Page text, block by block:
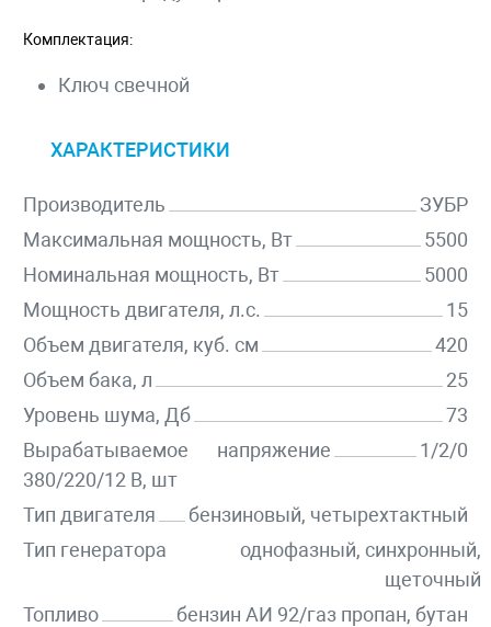
Комплектация:
Ключ свечной
ХАРАКТЕРИСТИКИ
Производитель
ЗУБР
Максимальная мощность, Вт
5500
Номинальная мощность, Вт
5000
Мощность двигателя, л.с.
15
Объем двигателя, куб. см
420
Объем бака, л
25
Уровень шума, Дб
73
Вырабатываемое напряжение
380/220/12 В, шт
1/2/0
Тип двигателя
бензиновый, четырехтактный
Тип генератора
однофазный, синхронный,
щеточный
Топливо
бензин АИ 92/газ пропан, бутан